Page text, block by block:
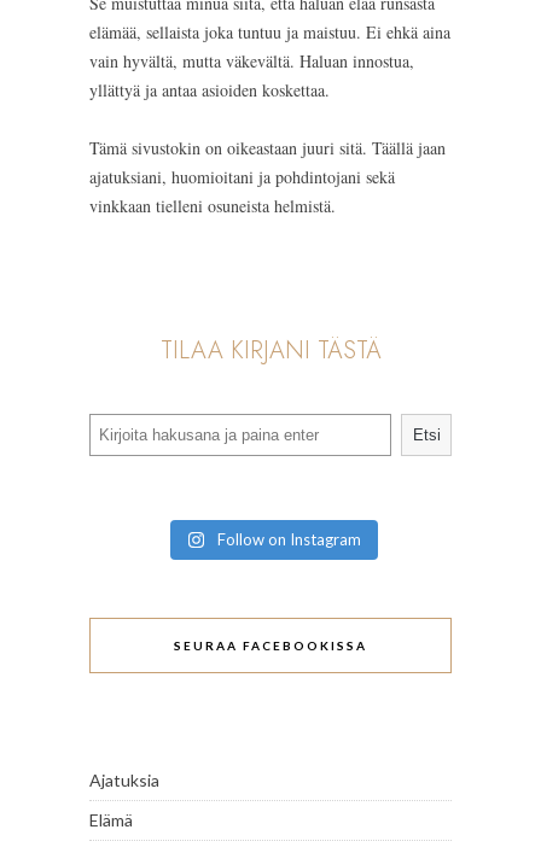
elämää, sellaista joka tuntuu ja maistuu. Ei ehkä aina
vain hyvältä, mutta väkevältä. Haluan innostua,
yllättyä ja antaa asioiden koskettaa.
Tämä sivustokin on oikeastaan juuri sitä. Täällä jaan
ajatuksiani, huomioitani ja pohdintojani sekä
vinkkaan tielleni osuneista helmistä.
TILAA KIRJANI TÄSTÄ
Etsi
Follow on Instagram
SEURAA FACEBOOKISSA
Ajatuksia
Elämä